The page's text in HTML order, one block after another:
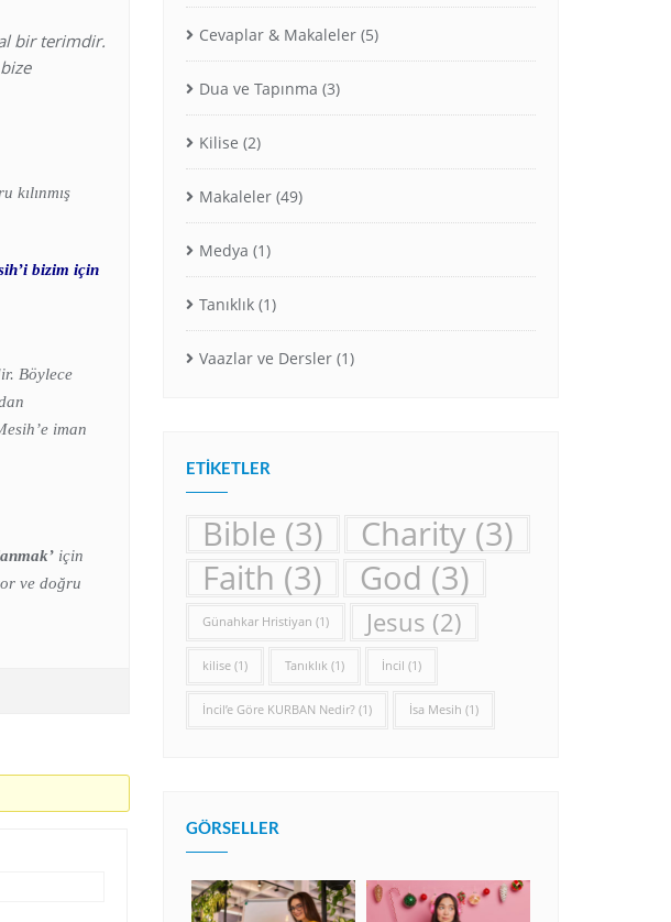
bir terimdir.
kılınmış
bizim için
Böylece
iman
için
ve doğru
Cevaplar & Makaleler (5)
Dua ve Tapınma (3)
Kilise (2)
Makaleler (49)
Medya (1)
Tanıklık (1)
Vaazlar ve Dersler (1)
ETIKETLER
Bible (3) Charity (3)
Faith (3) God (3)
Günahkar Hristiyan (1) Jesus (2)
kilise (1) Tanıklık (1) İncil (1)
İncil’e Göre KURBAN Nedir? (1) İsa Mesih (1)
GÖRSELLER